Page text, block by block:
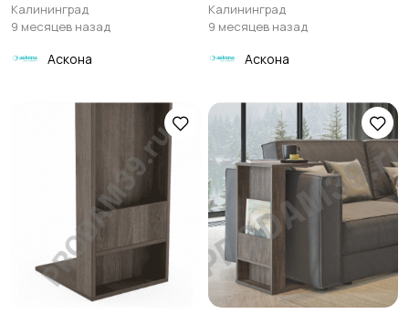
Калининград
9 месяцев назад
Аскона
Калининград
9 месяцев назад
Аскона